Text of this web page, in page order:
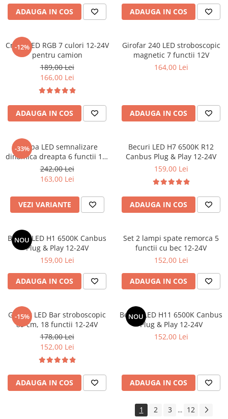
Suporti Telefon Auto
Tetiera Auto
COVORASE AUTO
Covorase AUDI
Covorase BMW
Covorase CHEVROLET
Covorase DACIA
Covorase FIAT
Covorase FORD
Covorase HONDA
Covorase ISUZU
Covorase KIA
Covorase MAN
Covorase MAZDA
Covorase MERCEDES
Covorase MG
Covorase MINI
Covorase NISSAN
Covorase OPEL
Covorase PORSCHE
ADAUGA IN COS ADAUGA IN COS
-12%
Cruce LED RGB 7 culori 12-24V
pentru camion
189,00 Lei
166,00 Lei
ADAUGA IN COS
Girofar 240 LED stroboscopic
magnetic 7 functii 12V
164,00 Lei
ADAUGA IN COS
-33%
Lampa LED semnalizare
dinamica dreapta 6 functii 12-
24V
242,00 Lei
163,00 Lei
VEZI VARIANTE
Becuri LED H7 6500K R12
Canbus Plug & Play 12-24V
159,00 Lei
ADAUGA IN COS
NOU
Becuri LED H1 6500K Canbus
Plug & Play 12-24V
159,00 Lei
ADAUGA IN COS
Set 2 lampi spate remorca 5
functii cu bec 12-24V
152,00 Lei
ADAUGA IN COS
-15%
Girofar LED Bar stroboscopic
89 cm, 18 functii 12-24V
178,00 Lei
152,00 Lei
ADAUGA IN COS
NOU
Becuri LED H11 6500K Canbus
Plug & Play 12-24V
152,00 Lei
ADAUGA IN COS
1 2 3 ... 12